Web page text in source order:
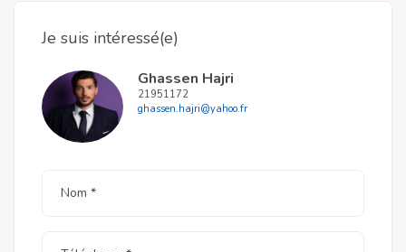
Je suis intéressé(e)
Ghassen Hajri
21951172
ghassen.hajri@yahoo.fr